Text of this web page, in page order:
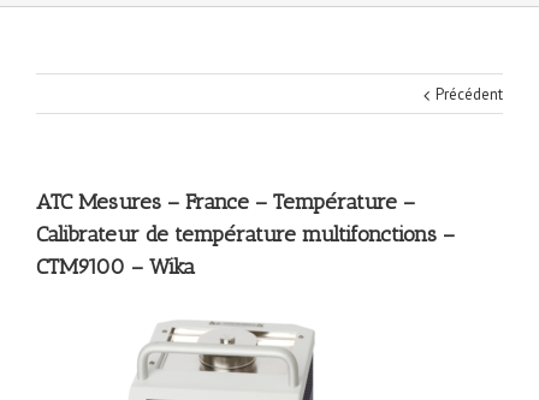
Précédent
ATC Mesures – France – Température –
Calibrateur de température multifonctions –
CTM9100 – Wika